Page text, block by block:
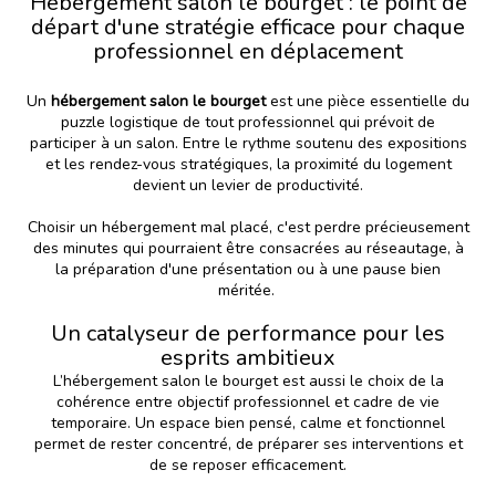
départ d'une stratégie efficace pour chaque
professionnel en déplacement
Un hébergement salon le bourgetest une pièce essentielle du
puzzle logistique de tout professionnel qui prévoit de
participer à un salon. Entre le rythme soutenu des expositions
et les rendez-vous stratégiques, la proximité du logement
devient un levier de productivité.
Choisir un hébergement mal placé, c'est perdre précieusement
des minutes qui pourraient être consacrées au réseautage, à
la préparation d'une présentation ou à une pause bien
méritée.
Un catalyseur de performance pour les
esprits ambitieux
L’hébergement salon le bourget est aussi le choix de la
cohérence entre objectif professionnel et cadre de vie
temporaire. Un espace bien pensé, calme et fonctionnel
permet de rester concentré, de préparer ses interventions et
de se reposer efficacement.